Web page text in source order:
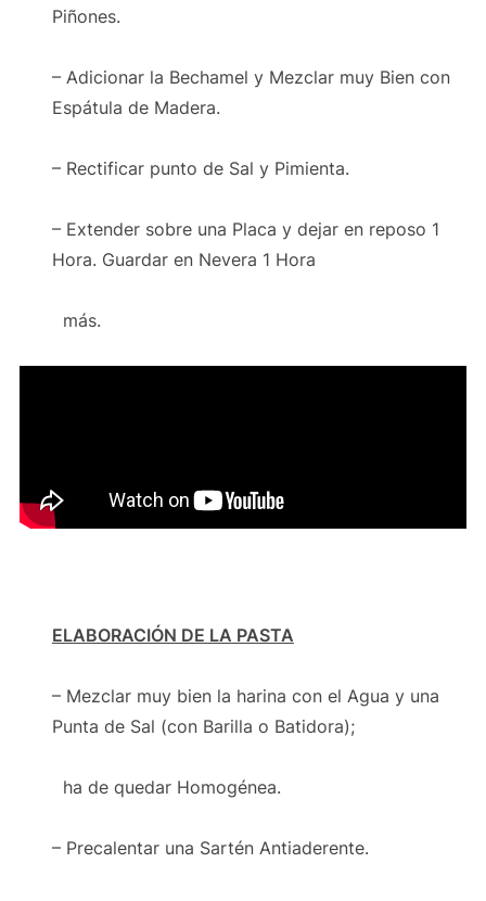
Piñones.
– Adicionar la Bechamel y Mezclar muy Bien con
Espátula de Madera.
– Rectificar punto de Sal y Pimienta.
– Extender sobre una Placa y dejar en reposo 1
Hora. Guardar en Nevera 1 Hora
más.
ELABORACIÓN DE LA PASTA
– Mezclar muy bien la harina con el Agua y una
Punta de Sal (con Barilla o Batidora);
ha de quedar Homogénea.
– Precalentar una Sartén Antiaderente.